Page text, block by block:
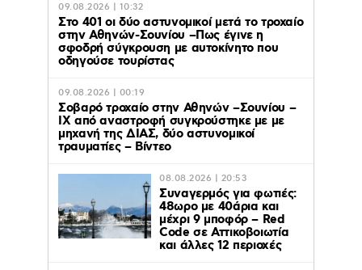
09.08.2026 | 10:32
Στο 401 οι δύο αστυνομικοί μετά το τροχαίο
στην Αθηνών-Σουνίου –Πως έγινε η
σφοδρή σύγκρουση με αυτοκίνητο που
οδηγούσε τουρίστας
09.08.2026 | 00:19
Σοβαρό τροχαίο στην Αθηνών –Σουνίου –
ΙΧ από αναστροφή συγκρούστηκε με με
μηχανή της ΔΙΑΣ, δύο αστυνομικοί
τραυματίες – Βίντεο
08.08.2026 | 20:53
Συναγερμός για φωτιές:
48ωρο με 40άρια και
μέχρι 9 μποφόρ – Red
Code σε Αττικοβοιωτία
και άλλες 12 περιοχές